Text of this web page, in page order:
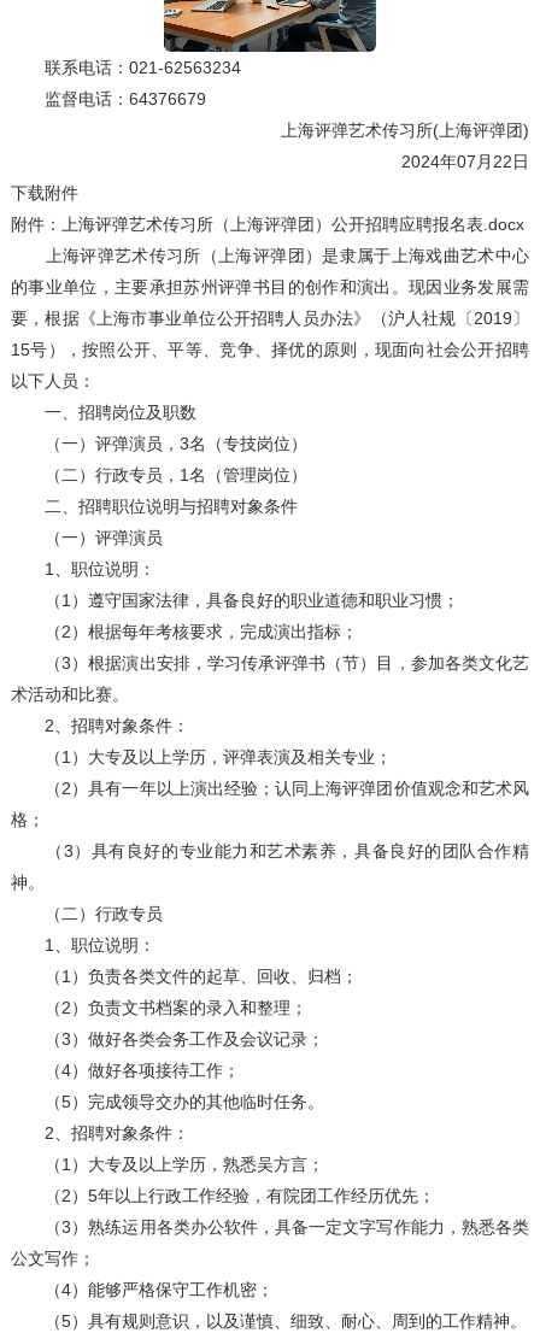
联系电话：021-62563234
监督电话：64376679
上海评弹艺术传习所(上海评弹团)
2024年07月22日
下载附件
附件：上海评弹艺术传习所（上海评弹团）公开招聘应聘报名表.docx
上海评弹艺术传习所（上海评弹团）是隶属于上海戏曲艺术中心
的事业单位，主要承担苏州评弹书目的创作和演出。现因业务发展需
要，根据《上海市事业单位公开招聘人员办法》（沪人社规〔2019〕
15号），按照公开、平等、竞争、择优的原则，现面向社会公开招聘
以下人员：
一、招聘岗位及职数
（一）评弹演员，3名（专技岗位）
（二）行政专员，1名（管理岗位）
二、招聘职位说明与招聘对象条件
（一）评弹演员
1、职位说明：
（1）遵守国家法律，具备良好的职业道德和职业习惯；
（2）根据每年考核要求，完成演出指标；
（3）根据演出安排，学习传承评弹书（节）目，参加各类文化艺
术活动和比赛。
2、招聘对象条件：
（1）大专及以上学历，评弹表演及相关专业；
（2）具有一年以上演出经验；认同上海评弹团价值观念和艺术风
格；
（3）具有良好的专业能力和艺术素养，具备良好的团队合作精
神。
（二）行政专员
1、职位说明：
（1）负责各类文件的起草、回收、归档；
（2）负责文书档案的录入和整理；
（3）做好各类会务工作及会议记录；
（4）做好各项接待工作；
（5）完成领导交办的其他临时任务。
2、招聘对象条件：
（1）大专及以上学历，熟悉吴方言；
（2）5年以上行政工作经验，有院团工作经历优先；
（3）熟练运用各类办公软件，具备一定文字写作能力，熟悉各类
公文写作；
（4）能够严格保守工作机密；
（5）具有规则意识，以及谨慎、细致、耐心、周到的工作精神。